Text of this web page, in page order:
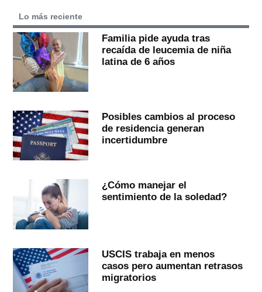
Lo más reciente
Familia pide ayuda tras
recaída de leucemia de niña
latina de 6 años
Posibles cambios al proceso
de residencia generan
incertidumbre
¿Cómo manejar el
sentimiento de la soledad?
USCIS trabaja en menos
casos pero aumentan retrasos
migratorios